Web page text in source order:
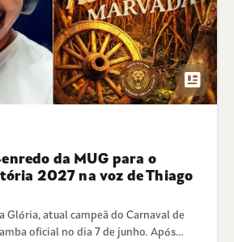
newsmode
da MUG para o
2027 na voz de Thiago
Glória, atual campeã do Carnaval de
oficial no dia 7 de junho. Após